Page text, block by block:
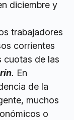
diciembre y
trabajadores
corrientes
cuotas de las
. En
de la
muchos
o